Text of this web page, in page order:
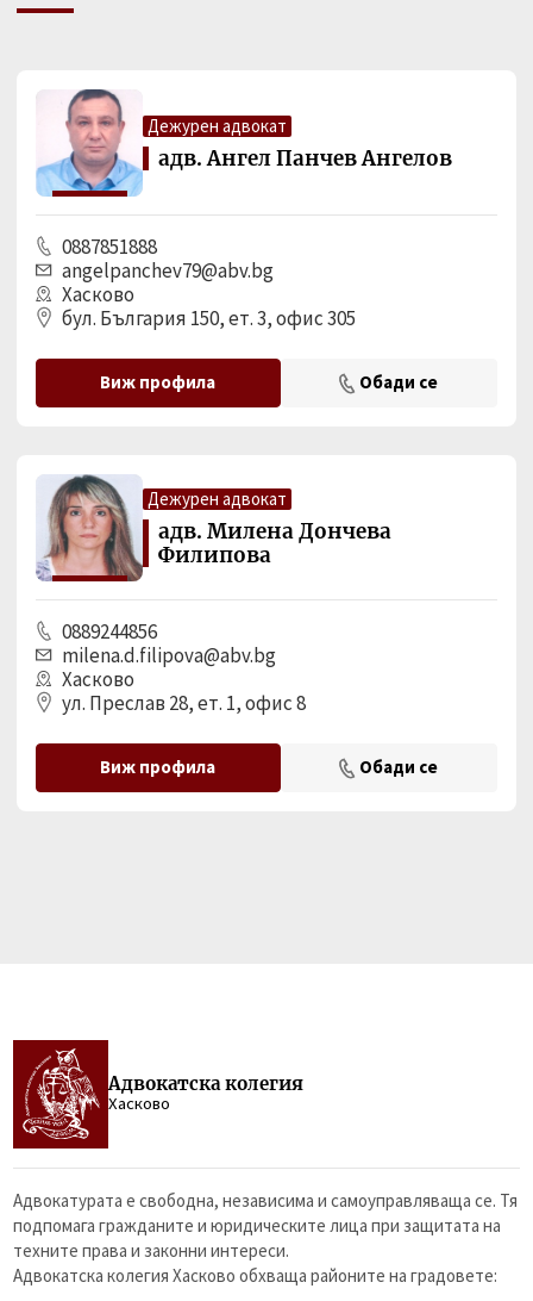
Дежурен адвокат
адв. Ангел Панчев Ангелов
0887851888
angelpanchev79@abv.bg
Хасково
бул. България 150, ет. 3, офис 305
Виж профила Обади се
Дежурен адвокат
адв. Милена Дончева
Филипова
0889244856
milena.d.filipova@abv.bg
Хасково
ул. Преслав 28, ет. 1, офис 8
Виж профила Обади се
Адвокатска колегия
Хасково
Адвокатурата е свободна, независима и самоуправляваща се. Тя
подпомага гражданите и юридическите лица при защитата на
техните права и законни интереси.
Адвокатска колегия Хасково обхваща районите на градовете: